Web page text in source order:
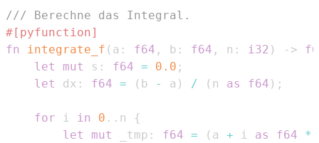
/// Berechne das Integral.
#[pyfunction]
fn
integrate_f ( a : f64 , b : f64 , n : i32 ) ->
let
mut s : f64 = 0.0 ;
let
dx : f64 = ( b - a ) / ( n as f64 ) ;
for i in 0 .. n
{
let
mut _tmp : f64 = ( a + i as f64 *